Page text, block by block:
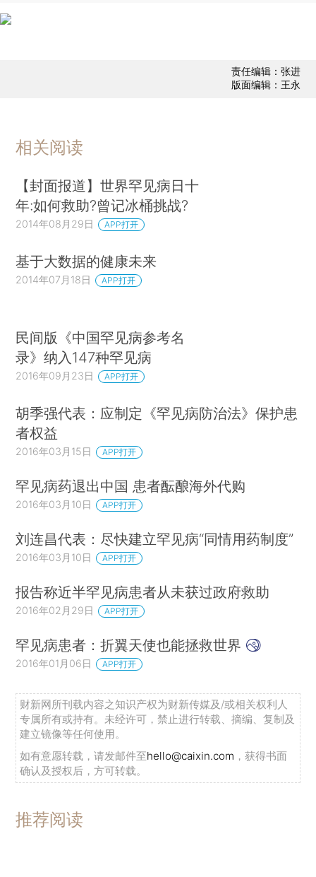
责任编辑：张进
版面编辑：王永
相关阅读
【封面报道】世界罕见病日十
年:如何救助?曾记冰桶挑战?
2014年08月29日 APP打开
基于大数据的健康未来
2014年07月18日 APP打开
民间版《中国罕见病参考名
录》纳入147种罕见病
2016年09月23日 APP打开
胡季强代表：应制定《罕见病防治法》保护患
者权益
2016年03月15日 APP打开
罕见病药退出中国 患者酝酿海外代购
2016年03月10日 APP打开
刘连昌代表：尽快建立罕见病“同情用药制度”
2016年03月10日 APP打开
报告称近半罕见病患者从未获过政府救助
2016年02月29日 APP打开
罕见病患者：折翼天使也能拯救世界
2016年01月06日 APP打开
财新网所刊载内容之知识产权为财新传媒及/或相关权利人
专属所有或持有。未经许可，禁止进行转载、摘编、复制及
建立镜像等任何使用。
如有意愿转载，请发邮件至hello@caixin.com ，获得书面
确认及授权后，方可转载。
推荐阅读